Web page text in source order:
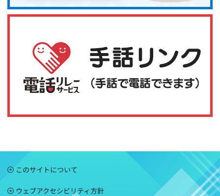
このサイトについて
ウェブアクセシビリティ方針